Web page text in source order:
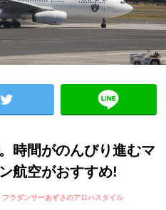
時間がのんびり進むマ
航空がおすすめ!
ラダンサーあずさのアロハスタイル